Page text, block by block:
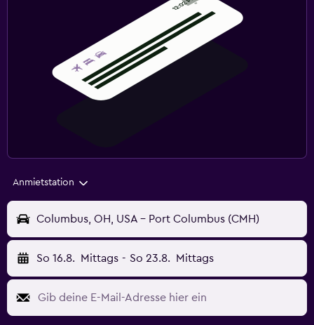
Anmietstation
Columbus, OH, USA - Port Columbus (CMH)
So 16.8. Mittags - So 23.8. Mittags